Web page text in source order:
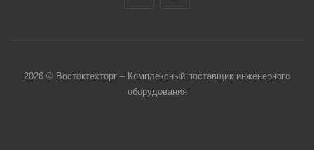
2026 © Востоктехторг – Комплексный поставщик инженерного
оборудования